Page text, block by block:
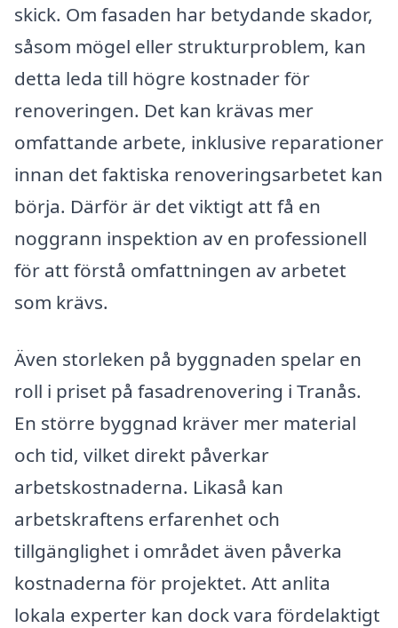
skick. Om fasaden har betydande skador,
såsom mögel eller strukturproblem, kan
detta leda till högre kostnader för
renoveringen. Det kan krävas mer
omfattande arbete, inklusive reparationer
innan det faktiska renoveringsarbetet kan
börja. Därför är det viktigt att få en
noggrann inspektion av en professionell
för att förstå omfattningen av arbetet
som krävs.
Även storleken på byggnaden spelar en
roll i priset på fasadrenovering i Tranås.
En större byggnad kräver mer material
och tid, vilket direkt påverkar
arbetskostnaderna. Likaså kan
arbetskraftens erfarenhet och
tillgänglighet i området även påverka
kostnaderna för projektet. Att anlita
lokala experter kan dock vara fördelaktigt